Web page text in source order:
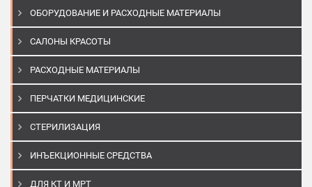
ОБОРУДОВАНИЕ И РАСХОДНЫЕ МАТЕРИАЛЫ
САЛОНЫ КРАСОТЫ
РАСХОДНЫЕ МАТЕРИАЛЫ
ПЕРЧАТКИ МЕДИЦИНСКИЕ
СТЕРИЛИЗАЦИЯ
ИНЪЕКЦИОННЫЕ СРЕДСТВА
ДЛЯ КТ И МРТ